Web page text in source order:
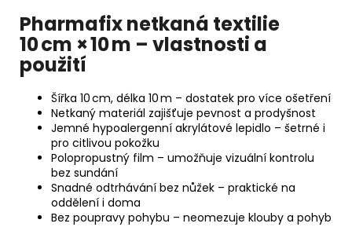
Pharmafix netkaná textilie
10 cm × 10 m – vlastnosti a
použití
Šířka 10 cm, délka 10 m – dostatek pro více ošetření
Netkaný materiál zajišťuje pevnost a prodyšnost
Jemné hypoalergenní akrylátové lepidlo – šetrné i
pro citlivou pokožku
Polopropustný film – umožňuje vizuální kontrolu
bez sundání
Snadné odtrhávání bez nůžek – praktické na
oddělení i doma
Bez poupravy pohybu – neomezuje klouby a pohyb